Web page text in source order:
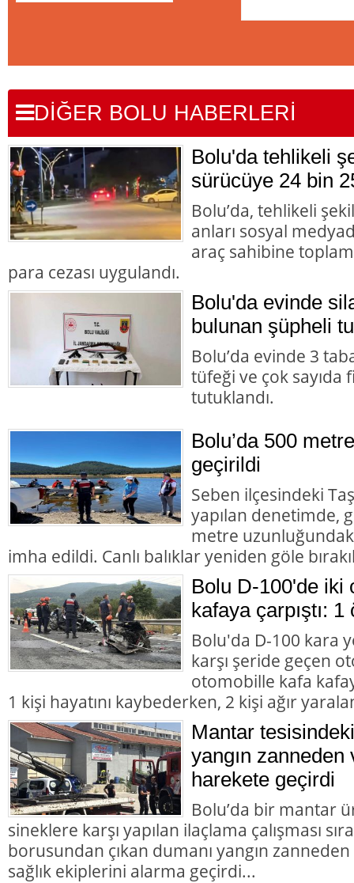
DİĞER BOLU HABERLERİ
Bolu'da tehlikeli
sürücüye 24 bin
Bolu’da, tehlikeli
anları sosyal
araç sahibine
para cezası uygulandı.
Bolu'da evinde
bulunan şüpheli
Bolu’da evinde 3
tüfeği ve çok
tutuklandı.
Bolu’da 500
geçirildi
Seben ilçesindeki
yapılan denetimde,
metre
imha edildi. Canlı balıklar yeniden göle
Bolu D-100'de iki
kafaya çarpıştı: 1
Bolu'da D-100 kara
karşı şeride geçen
otomobille kafa
1 kişi hayatını kaybederken, 2 kişi ağır
Mantar
yangın
harekete geçirdi
Bolu’da bir mantar
sineklere karşı yapılan ilaçlama çalışması
borusundan çıkan dumanı yangın
sağlık ekiplerini alarma geçirdi...